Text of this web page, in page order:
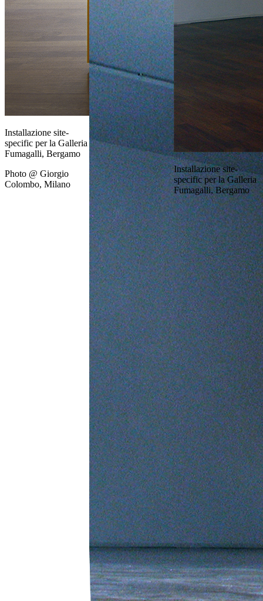
Installazione site-
specific per la Galleria
Fumagalli, Bergamo
Photo @ Giorgio
Colombo, Milano
Installazione site-
specific per la Galleria
Fumagalli, Bergamo